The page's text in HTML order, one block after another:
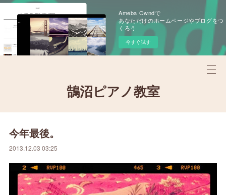
Ameba Owndで
あなただけのホームページやブログをつ
くろう
今すぐ試す
鵠沼ピアノ教室
今年最後。
2013.12.03 03:25